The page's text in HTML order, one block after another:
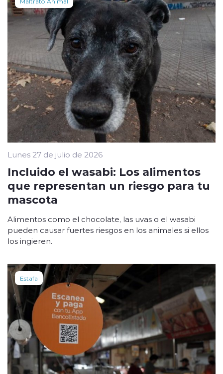
Lunes 27 de julio de 2026
Incluido el wasabi: Los alimentos
que representan un riesgo para tu
mascota
Alimentos como el chocolate, las uvas o el wasabi
pueden causar fuertes riesgos en los animales si ellos
los ingieren.
Estafa